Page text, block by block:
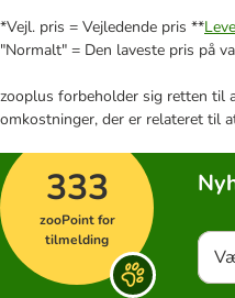
*Vejl. pris = Vejledende pris **
"Normalt" = Den laveste pris på
zooplus forbeholder sig retten til
omkostninger, der er relateret til
333
zooPoint for
tilmelding